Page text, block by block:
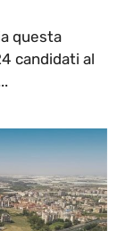
questa
candidati al